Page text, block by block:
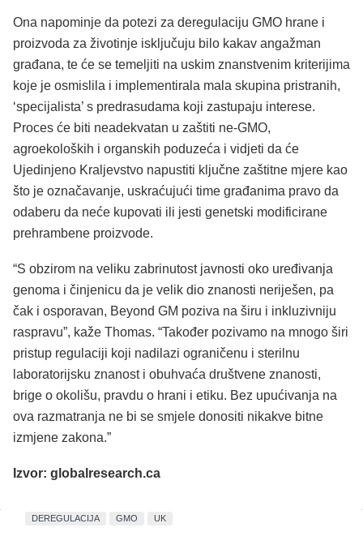
Ona napominje da potezi za deregulaciju GMO hrane i
proizvoda za životinje isključuju bilo kakav angažman
građana, te će se temeljiti na uskim znanstvenim kriterijima
koje je osmislila i implementirala mala skupina pristranih,
‘specijalista’ s predrasudama koji zastupaju interese.
Proces će biti neadekvatan u zaštiti ne-GMO,
agroekoloških i organskih poduzeća i vidjeti da će
Ujedinjeno Kraljevstvo napustiti ključne zaštitne mjere kao
što je označavanje, uskraćujući time građanima pravo da
odaberu da neće kupovati ili jesti genetski modificirane
prehrambene proizvode.
“S obzirom na veliku zabrinutost javnosti oko uređivanja
genoma i činjenicu da je velik dio znanosti neriješen, pa
čak i osporavan, Beyond GM poziva na širu i inkluzivniju
raspravu”, kaže Thomas. “Također pozivamo na mnogo širi
pristup regulaciji koji nadilazi ograničenu i sterilnu
laboratorijsku znanost i obuhvaća društvene znanosti,
brige o okolišu, pravdu o hrani i etiku. Bez upućivanja na
ova razmatranja ne bi se smjele donositi nikakve bitne
izmjene zakona.”
Izvor: globalresearch.ca
DEREGULACIJA GMO UK